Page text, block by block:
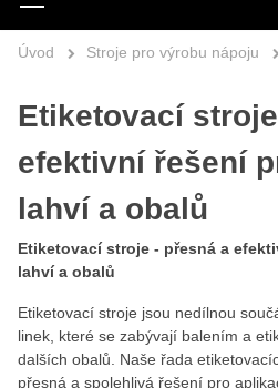
Hledat
Menu
Úvod Stroje pro výrobu nápoju
Etiketovací
efektivní řešení
lahví a obalů
Etiketovací stroje - přesná a
lahví a obalů
Etiketovací stroje jsou nedílnou
linek, které se zabývají balením a
dalších obalů. Naše řada
přesná a spolehlivá řešení pro